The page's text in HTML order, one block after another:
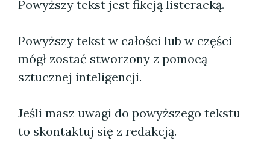
Powyższy tekst jest fikcją listeracką.
Powyższy tekst w całości lub w części
mógł zostać stworzony z pomocą
sztucznej inteligencji.
Jeśli masz uwagi do powyższego tekstu
to skontaktuj się z redakcją.